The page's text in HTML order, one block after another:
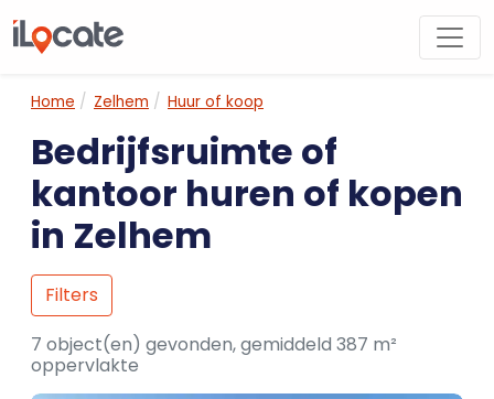
Home Zelhem Huur of koop
Bedrijfsruimte of
kantoor huren of kopen
in Zelhem
Filters
7 object(en) gevonden, gemiddeld 387 m²
oppervlakte